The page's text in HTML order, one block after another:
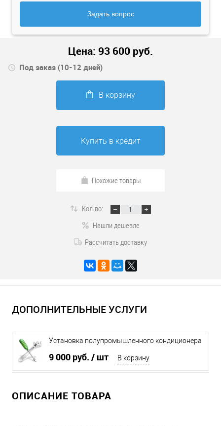
Задать вопрос
Цена: 93 600 руб.
Под заказ (10-12 дней)
В корзину
Купить в кредит
Похожие товары
Кол-во:
Нашли дешевле
Рассчитать доставку
ДОПОЛНИТЕЛЬНЫЕ УСЛУГИ
Установка полупромышленного кондиционера
9 000 руб. / шт В корзину
ОПИСАНИЕ ТОВАРА